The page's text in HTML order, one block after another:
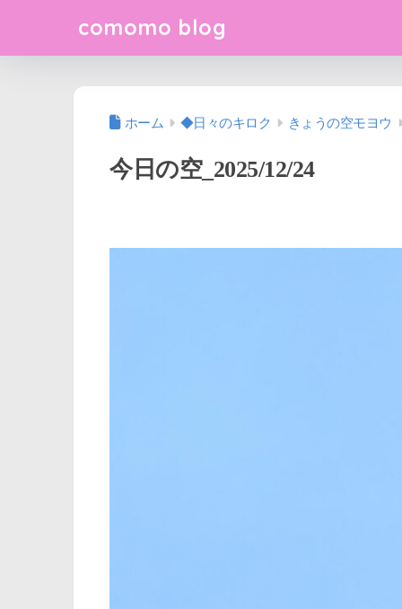
comomo blog
ホーム ◆日々のキロク きょうの空モヨウ
今日の空_2025/12/24